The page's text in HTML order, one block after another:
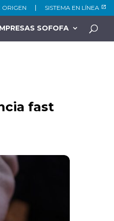
ORIGEN SISTEMA EN LÍNEA
SOFOFA
fast